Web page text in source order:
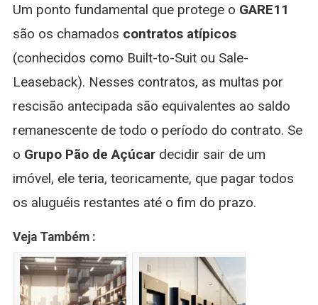
Um ponto fundamental que protege o GARE11
são os chamados contratos atípicos
(conhecidos como Built-to-Suit ou Sale-
Leaseback). Nesses contratos, as multas por
rescisão antecipada são equivalentes ao saldo
remanescente de todo o período do contrato. Se
o Grupo Pão de Açúcardecidir sair de um
imóvel, ele teria, teoricamente, que pagar todos
os aluguéis restantes até o fim do prazo.
Veja Também :